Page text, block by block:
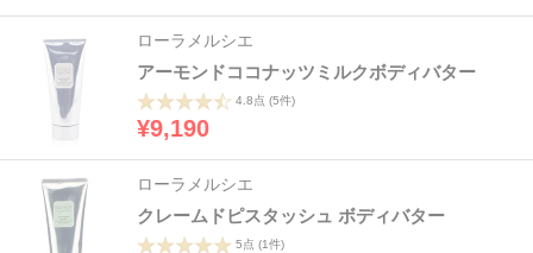
ローラメルシエ
アーモンドココナッツミルクボディバター
4.8点 (5件)
¥9,190
ローラメルシエ
クレームドピスタッシュ ボディバター
5点 (1件)